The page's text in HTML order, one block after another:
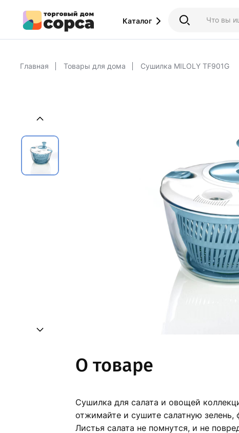
Каталог
Главная Товары для дома Сушилка MILOLY TF901G
О товаре
Сушилка для салата и овощей
отжимайте и сушите салатную
Листья салата не помнутся, и не